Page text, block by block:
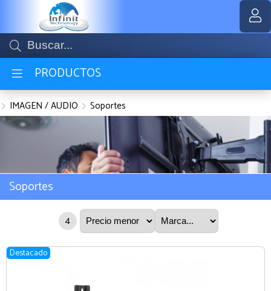
PRODUCTOS
IMAGEN / AUDIO Soportes
Soportes
4
Destacado